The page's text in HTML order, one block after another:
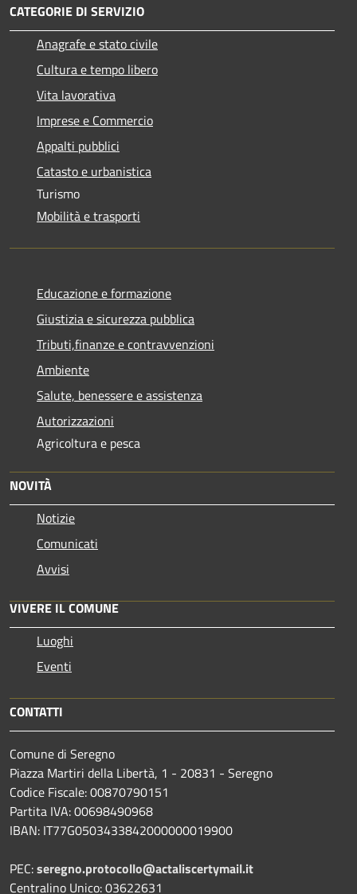
CATEGORIE DI SERVIZIO
Anagrafe e stato civile
Cultura e tempo libero
Vita lavorativa
Imprese e Commercio
Appalti pubblici
Catasto e urbanistica
Turismo
Mobilità e trasporti
Educazione e formazione
Giustizia e sicurezza pubblica
Tributi,finanze e contravvenzioni
Ambiente
Salute, benessere e assistenza
Autorizzazioni
Agricoltura e pesca
NOVITÀ
Notizie
Comunicati
Avvisi
VIVERE IL COMUNE
Luoghi
Eventi
CONTATTI
Comune di Seregno
Piazza Martiri della Libertà, 1 - 20831 - Seregno
Codice Fiscale: 00870790151
Partita IVA: 00698490968
IBAN: IT77G0503433842000000019900
PEC:seregno.protocollo@actaliscertymail.it
Centralino Unico: 03622631